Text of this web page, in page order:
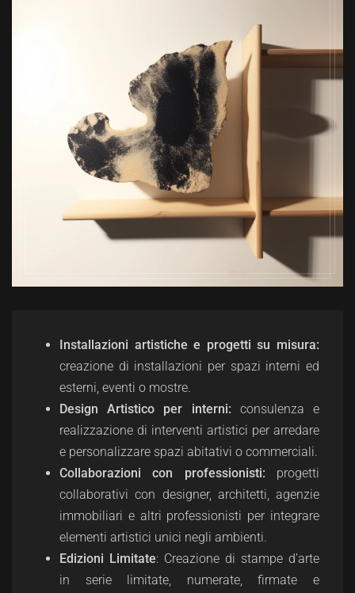
Installazioni artistiche e progetti su misura:
creazione di installazioni per spazi interni ed
esterni, eventi o mostre.
Design Artistico per interni: consulenza e
realizzazione di interventi artistici per arredare
e personalizzare spazi abitativi o commerciali.
Collaborazioni con professionisti: progetti
collaborativi con designer, architetti, agenzie
immobiliari e altri professionisti per integrare
elementi artistici unici negli ambienti.
Edizioni Limitate: Creazione di stampe d’arte
in serie limitate, numerate, firmate e